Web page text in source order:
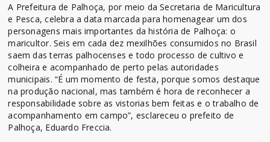
A Prefeitura de Palhoça, por meio da Secretaria de Maricultura
e Pesca, celebra a data marcada para homenagear um dos
personagens mais importantes da história de Palhoça: o
maricultor. Seis em cada dez mexilhões consumidos no Brasil
saem das terras palhocenses e todo processo de cultivo e
colheira e acompanhado de perto pelas autoridades
municipais. “É um momento de festa, porque somos destaque
na produção nacional, mas também é hora de reconhecer a
responsabilidade sobre as vistorias bem feitas e o trabalho de
acompanhamento em campo”, esclareceu o prefeito de
Palhoça, Eduardo Freccia.